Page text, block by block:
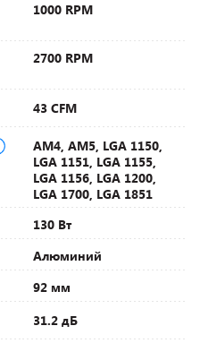
1000 RPM
2700 RPM
43 CFM
AM4, AM5, LGA 1150,
LGA 1151, LGA 1155,
LGA 1156, LGA 1200,
LGA 1700, LGA 1851
130 Вт
Алюминий
92 мм
31.2 дБ